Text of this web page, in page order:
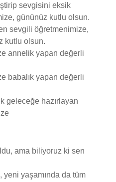
sevgisini eksik
gününüz kutlu olsun.
sevgili öğretmenimize,
kutlu olsun.
annelik yapan değerli
babalık yapan değerli
geleceğe hazırlayan
ama biliyoruz ki sen
yeni yaşamında da tüm